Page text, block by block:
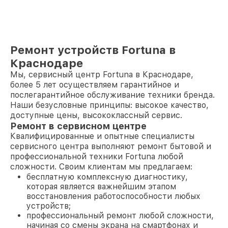
Ремонт устройств Fortuna в
Краснодаре
Мы, сервисный центр Fortuna в Краснодаре,
более 5 лет осуществляем гарантийное и
послегарантийное обслуживание техники бренда.
Наши безусловные принципы: высокое качество,
доступные цены, высококлассный сервис.
Ремонт в сервисном центре
Квалифицированные и опытные специалисты
сервисного центра выполняют ремонт бытовой и
профессиональной техники Fortuna любой
сложности. Своим клиентам мы предлагаем:
бесплатную комплексную диагностику,
которая является важнейшим этапом
восстановления работоспособности любых
устройств;
профессиональный ремонт любой сложности,
начиная со смены экрана на смартфонах и